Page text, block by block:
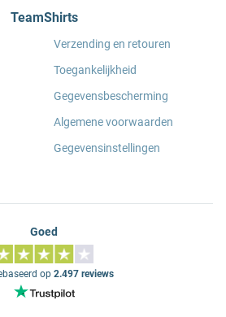
TeamShirts
Verzending en retouren
Toegankelijkheid
Gegevensbescherming
Algemene voorwaarden
Gegevensinstellingen
Goed
op 2.497 reviews